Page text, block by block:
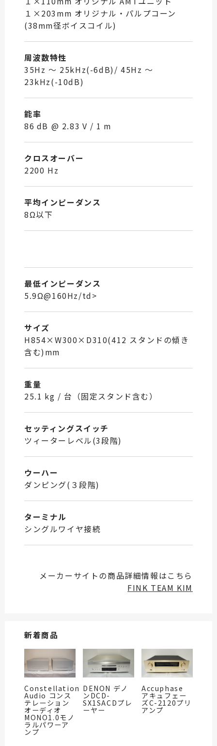
１×203mm オリジナル・パルプコーン
(38mm径ボイスコイル)
周波数特性
35Hz ～ 25kHz(-6dB)/ 45Hz ～
23kHz(-10dB)
能率
86 dB @ 2.83 V / 1 m
クロスオーバー
2200 Hz
平均インピーダンス
8Ω以下
最低インピーダンス
5.9Ω@160Hz/td>
サイズ
H854×W300×D310(412 スタンドの傾き
含む)mm
重量
25.1 kg / 台（固定スタンド含む）
セッティングスイッチ
ツィーターレベル(3段階)
ウーハー
ダンピング(３段階)
ターミナル
シングルワイヤ接続
メーカーサイトの商品詳細情報はこちら
FINK TEAM KIM
新着商品
Constellation
Audio コンス
テレーション
オーディオ
MONO1.0モノ
ラルパワーア
ンプ
DENON デノ
ンDCD-
SX1SACDプレ
ーヤー
Accuphase
アキュフェー
ズC-2120プリ
アンプ